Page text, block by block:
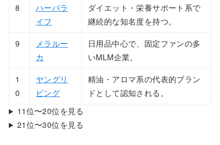
8
ハーバラ
イフ
ダイエット・栄養サポート系で
継続的な知名度を持つ。
9
メラルー
カ
日用品中心で、固定ファンの多
いMLM企業。
1
0
ヤングリ
ビング
精油・アロマ系の代表的ブラン
ドとして認知される。
11位〜20位を見る
21位〜30位を見る